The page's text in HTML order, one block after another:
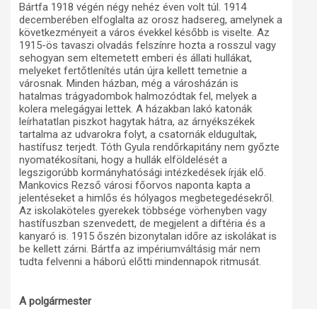
Bártfa 1918 végén négy nehéz éven volt túl. 1914
decemberében elfoglalta az orosz hadsereg, amelynek a
következményeit a város évekkel később is viselte. Az
1915-ös tavaszi olvadás felszínre hozta a rosszul vagy
sehogyan sem eltemetett emberi és állati hullákat,
melyeket fertőtlenítés után újra kellett temetnie a
városnak. Minden házban, még a városházán is
hatalmas trágyadombok halmozódtak fel, melyek a
kolera melegágyai lettek. A házakban lakó katonák
leírhatatlan piszkot hagytak hátra, az árnyékszékek
tartalma az udvarokra folyt, a csatornák eldugultak,
hastífusz terjedt. Tóth Gyula rendőrkapitány nem győzte
nyomatékosítani, hogy a hullák elföldelését a
legszigorúbb kormányhatósági intézkedések írják elő.
Mankovics Rezső városi főorvos naponta kapta a
jelentéseket a himlős és hólyagos megbetegedésekről.
Az iskolaköteles gyerekek többsége vörhenyben vagy
hastífuszban szenvedett, de megjelent a diftéria és a
kanyaró is. 1915 őszén bizonytalan időre az iskolákat is
be kellett zárni. Bártfa az impériumváltásig már nem
tudta felvenni a háború előtti mindennapok ritmusát.
A polgármester